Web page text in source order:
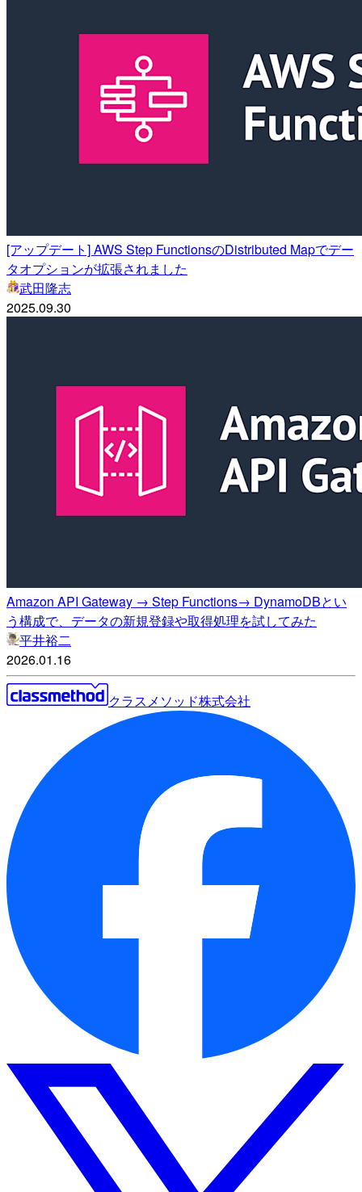
[アップデート] AWS Step FunctionsのDistributed Mapでデー
タオプションが拡張されました
武田隆志
2025.09.30
Amazon API Gateway → Step Functions→ DynamoDBとい
う構成で、データの新規登録や取得処理を試してみた
平井裕二
2026.01.16
クラスメソッド株式会社